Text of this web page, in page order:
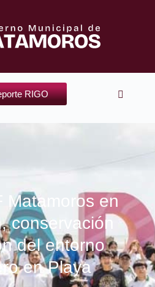
RIGO
Matamoros en
conservación
del entorno
en Playa